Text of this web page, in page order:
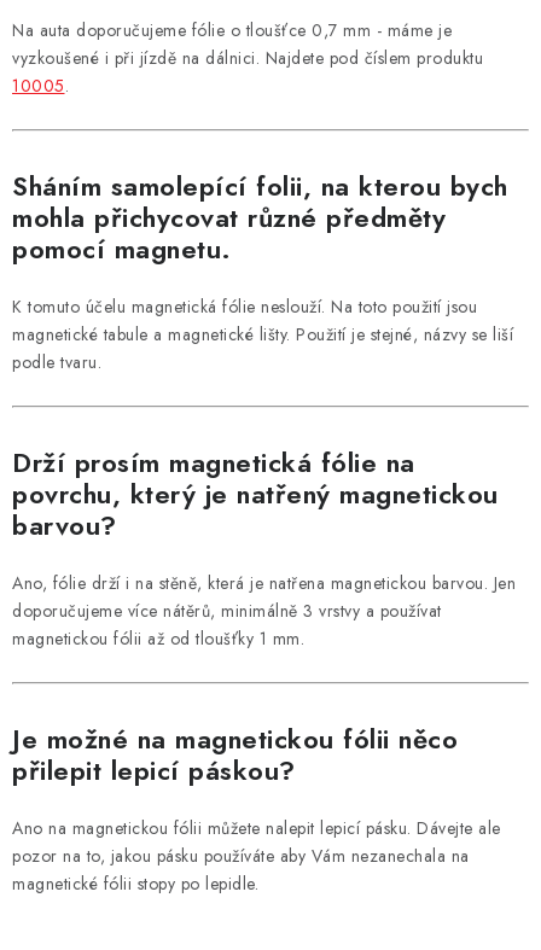
Na auta doporučujeme fólie o tloušťce 0,7 mm - máme je
vyzkoušené i při jízdě na dálnici. Najdete pod číslem produktu
10005.
Sháním samolepící folii, na kterou bych
mohla přichycovat různé předměty
pomocí magnetu.
K tomuto účelu magnetická fólie neslouží. Na toto použití jsou
magnetické tabule a magnetické lišty. Použití je stejné, názvy se liší
podle tvaru.
Drží prosím magnetická fólie na
povrchu, který je natřený magnetickou
barvou?
Ano, fólie drží i na stěně, která je natřena magnetickou barvou. Jen
doporučujeme více nátěrů, minimálně 3 vrstvy a používat
magnetickou fólii až od tloušťky 1 mm.
Je možné na magnetickou fólii něco
přilepit lepicí páskou?
Ano na magnetickou fólii můžete nalepit lepicí pásku. Dávejte ale
pozor na to, jakou pásku používáte aby Vám nezanechala na
magnetické fólii stopy po lepidle.